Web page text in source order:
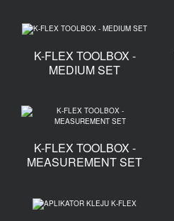
K-FLEX TOOLBOX -
MEDIUM SET
K-FLEX TOOLBOX -
MEASUREMENT SET